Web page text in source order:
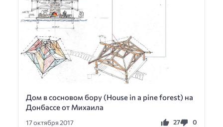
Дом в сосновом бору (House in a pine forest) на
Донбассе от Михаила
17 октября 2017 27 0